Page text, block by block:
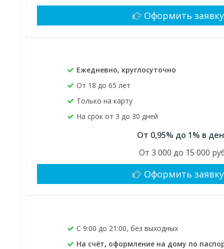
Оформить заявку
Ежедневно, круглосуточно
От 18 до 65 лет
Только на карту
На срок от 3 до 30 дней
От 0,95% до 1% в
От 3 000 до 15 000
Оформить заявку
C 9:00 до 21:00, без выходных
На счёт, оформление на дому по